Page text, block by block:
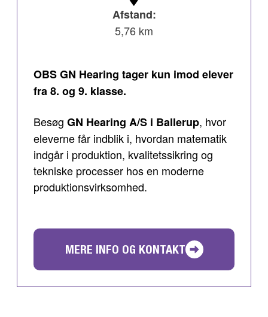
Afstand:
5,76 km
OBS GN Hearing tager kun imod elever
fra 8. og 9. klasse.
Besøg GN Hearing A/S i Ballerup, hvor
eleverne får indblik i, hvordan matematik
indgår i produktion, kvalitetssikring og
tekniske processer hos en moderne
produktionsvirksomhed.
MERE INFO OG KONTAKT